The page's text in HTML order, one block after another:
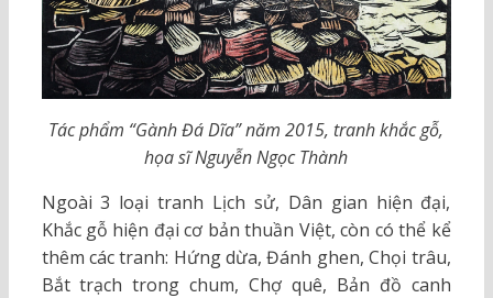
Tác phẩm “Gành Đá Dĩa” năm 2015, tranh khắc gỗ,
họa sĩ Nguyễn Ngọc Thành
Ngoài 3 loại tranh Lịch sử, Dân gian hiện đại,
Khắc gỗ hiện đại cơ bản thuần Việt, còn có thể kể
thêm các tranh: Hứng dừa, Đánh ghen, Chọi trâu,
Bắt trạch trong chum, Chợ quê, Bản đồ canh